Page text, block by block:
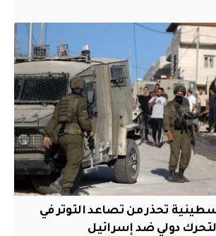
تحذر من تصاعد التوتر في
دولي ضد إسرائيل